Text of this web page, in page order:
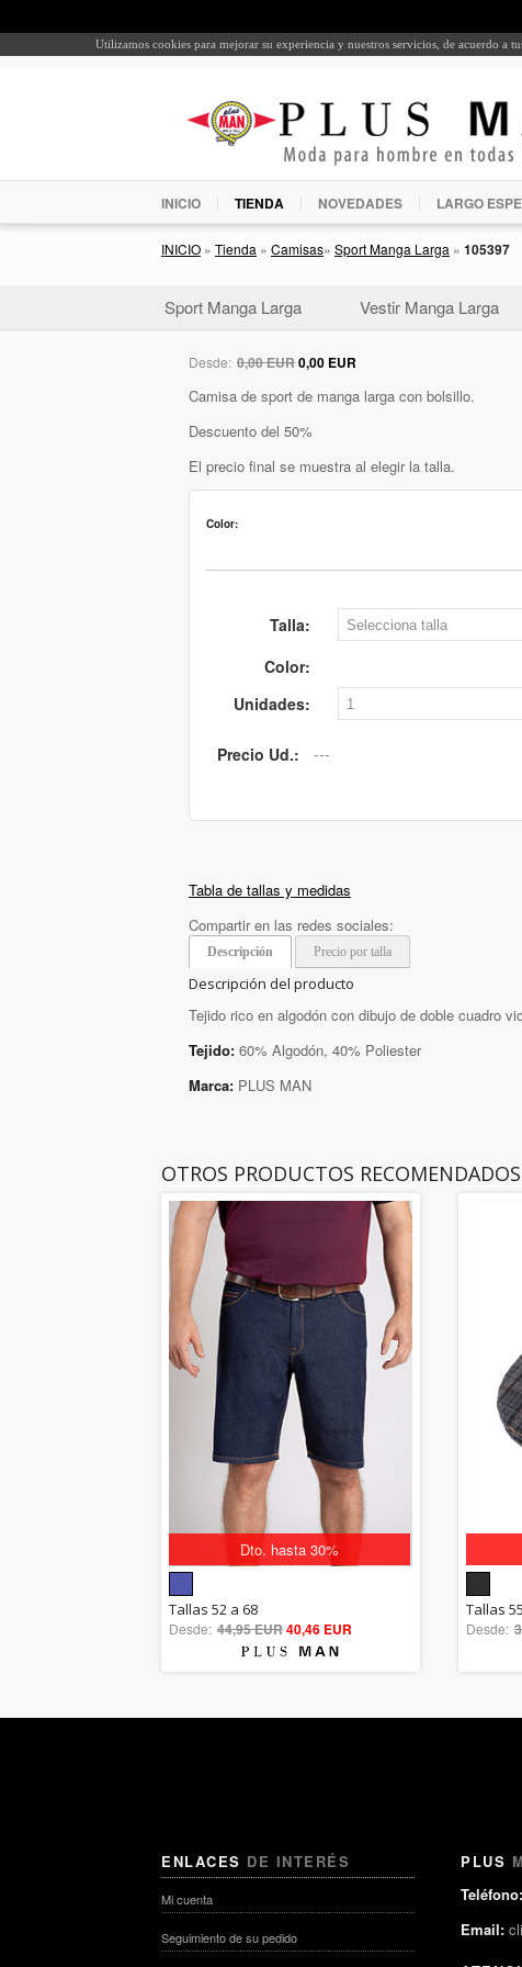
Utilizamos cookies para mejorar su experiencia y nuestros servicios, de acuerdo a
INICIO TIENDA NOVEDADES LARGO
INICIO » Tienda » Camisas» Sport Manga Larga » 105397
Sport Manga Larga Vestir Manga Larga
Desde: 0,00 EUR0,00 EUR
Camisa de sport de manga larga con bolsillo.
Descuento del 50%
El precio final se muestra al elegir la talla.
Color:
Talla:
Color:
Unidades:
Precio Ud.:
Tabla de tallas y medidas
Compartir en las redes sociales:
Descripción Precio por talla
Descripción del producto
Tejido rico en algodón con dibujo de doble cuadro
Tejido: 60% Algodón, 40% Poliester
Marca: PLUS MAN
OTROS PRODUCTOS RECOMENDADOS
Dto. hasta 30%
5.00
out of 5
Tallas 52 a 68
Desde: 44,95 EUR40,46 EUR
Tallas
Desde:
ENLACES DE INTERÉS
Mi cuenta
Seguimiento de su pedido
PLUS
Teléfono:
Email: